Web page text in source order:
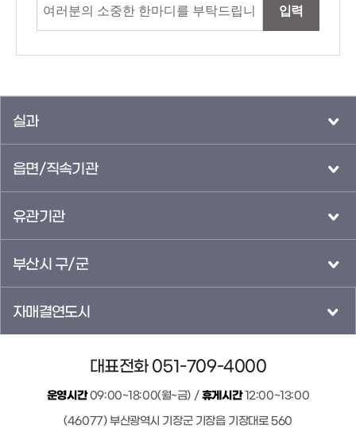
입력
실과
읍면/직속기관
유관기관
부산시 구/군
자매결연도시
대표전화 051-709-4000
운영시간09:00~18:00(월~금) /휴게시간12:00~13:00
(46077) 부산광역시 기장군 기장읍 기장대로 560